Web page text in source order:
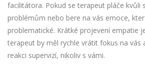
facilitátora. Pokud se terapeut pláče kvůli
problémům nebo bere na vás emoce,
problematické. Krátké projevení empatie
terapeut by měl rychle vrátit fokus na vás
reakci supervizí, nikoliv s vámi.